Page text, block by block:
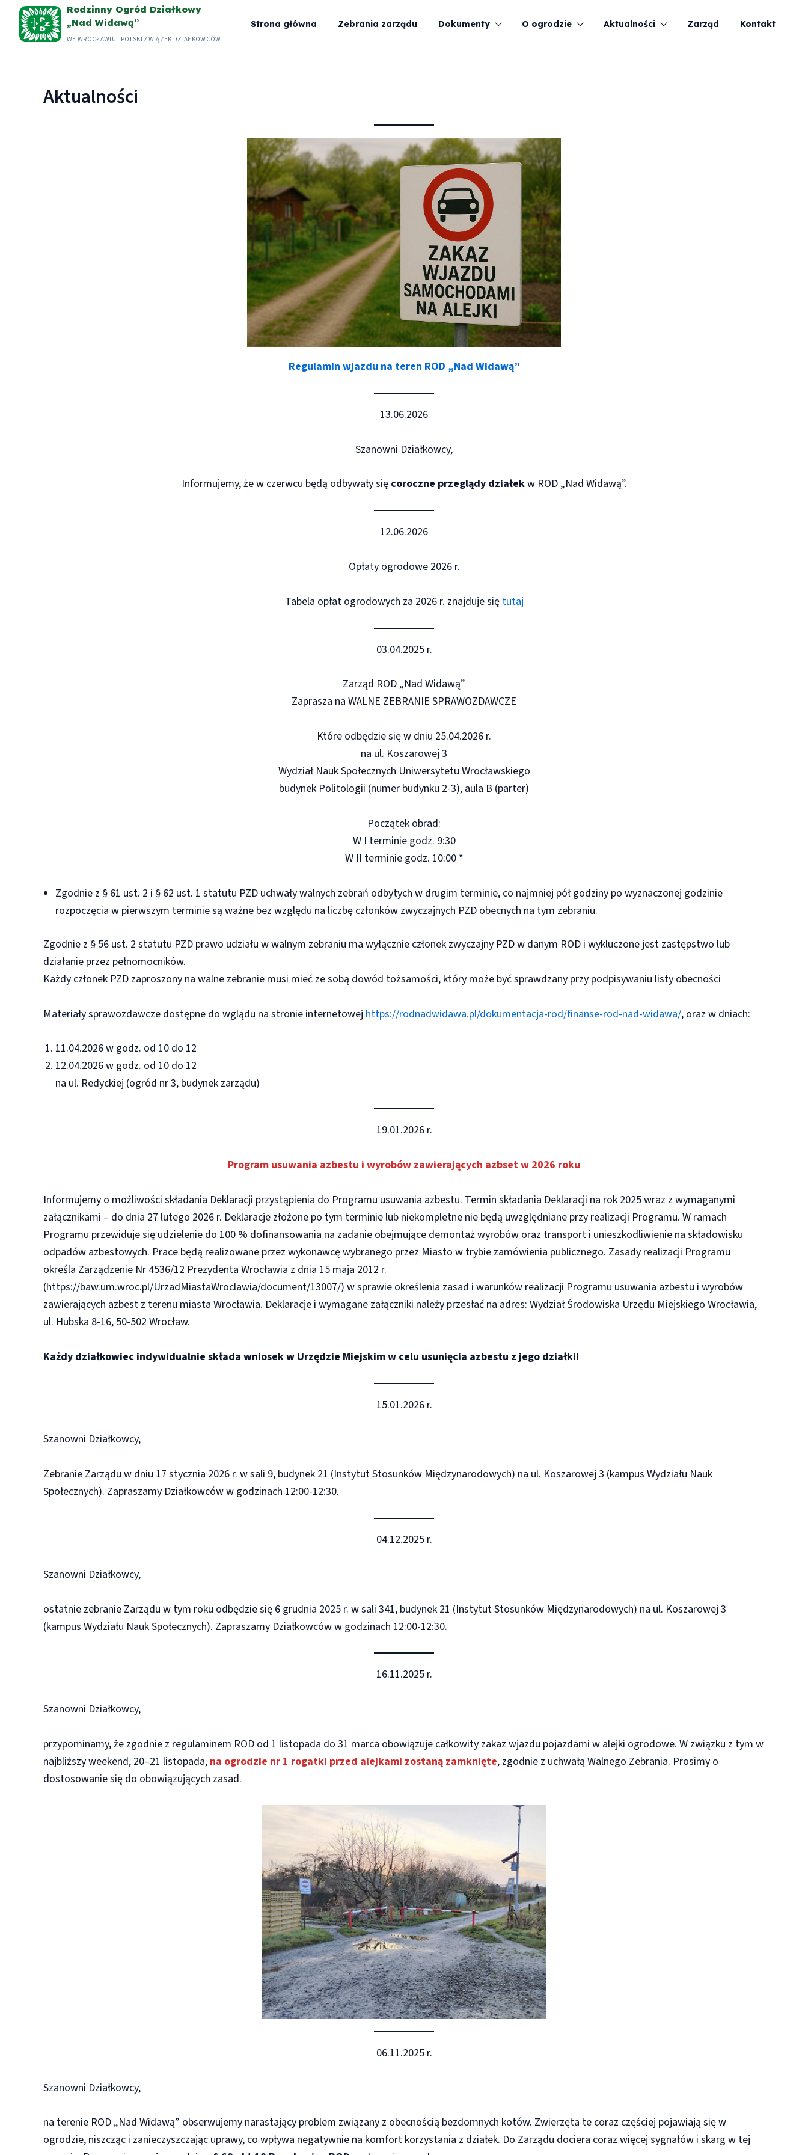
Przejdź
treści
Rodzinny Ogród Działkowy
„Nad Widawą”
WE WROCŁAWIU · POLSKI ZWIĄZEK DZIAŁKOWCÓW
Strona główna Zebrania zarządu Dokumenty O ogrodzie Aktualności Zarząd Kontakt
Aktualności
Regulamin wjazdu na teren ROD „Nad Widawą”
13.06.2026
Szanowni Działkowcy,
Informujemy, że w czerwcu będą odbywały się coroczne przeglądy działekw ROD „Nad Widawą”.
12.06.2026
Opłaty ogrodowe 2026 r.
Tabela opłat ogrodowych za 2026 r. znajduje się tutaj
03.04.2025 r.
Zarząd ROD „Nad Widawą”
Zaprasza na WALNE ZEBRANIE SPRAWOZDAWCZE
Które odbędzie się w dniu 25.04.2026 r.
na ul. Koszarowej 3
Wydział Nauk Społecznych Uniwersytetu Wrocławskiego
budynek Politologii (numer budynku 2-3), aula B (parter)
Początek obrad:
W I terminie godz. 9:30
W II terminie godz. 10:00 *
Zgodnie z § 61 ust. 2 i § 62 ust. 1 statutu PZD uchwały walnych zebrań odbytych w drugim terminie, co najmniej pół godziny po wyznaczonej godzinie
rozpoczęcia w pierwszym terminie są ważne bez względu na liczbę członków zwyczajnych PZD obecnych na tym zebraniu.
Zgodnie z § 56 ust. 2 statutu PZD prawo udziału w walnym zebraniu ma wyłącznie członek zwyczajny PZD w danym ROD i wykluczone jest zastępstwo lub
działanie przez pełnomocników.
Każdy członek PZD zaproszony na walne zebranie musi mieć ze sobą dowód tożsamości, który może być sprawdzany przy podpisywaniu listy obecności
Materiały sprawozdawcze dostępne do wglądu na stronie internetowej https://rodnadwidawa.pl/dokumentacja-rod/finanse-rod-nad-widawa/, oraz w dniach:
11.04.2026 w godz. od 10 do 12
12.04.2026 w godz. od 10 do 12
na ul. Redyckiej (ogród nr 3, budynek zarządu)
19.01.2026 r.
Program usuwania azbestu i wyrobów zawierających azbset w 2026 roku
Informujemy o możliwości składania Deklaracji przystąpienia do Programu usuwania azbestu. Termin składania Deklaracji na rok 2025 wraz z wymaganymi
załącznikami – do dnia 27 lutego 2026 r. Deklaracje złożone po tym terminie lub niekompletne nie będą uwzględniane przy realizacji Programu. W ramach
Programu przewiduje się udzielenie do 100 % dofinansowania na zadanie obejmujące demontaż wyrobów oraz transport i unieszkodliwienie na składowisku
odpadów azbestowych. Prace będą realizowane przez wykonawcę wybranego przez Miasto w trybie zamówienia publicznego. Zasady realizacji Programu
określa Zarządzenie Nr 4536/12 Prezydenta Wrocławia z dnia 15 maja 2012 r.
(https://baw.um.wroc.pl/UrzadMiastaWroclawia/document/13007/) w sprawie określenia zasad i warunków realizacji Programu usuwania azbestu i wyrobów
zawierających azbest z terenu miasta Wrocławia. Deklaracje i wymagane załączniki należy przesłać na adres: Wydział Środowiska Urzędu Miejskiego Wrocławia,
ul. Hubska 8-16, 50-502 Wrocław.
Każdy działkowiec indywidualnie składa wniosek w Urzędzie Miejskim w celu usunięcia azbestu z jego działki!
15.01.2026 r.
Szanowni Działkowcy,
Zebranie Zarządu w dniu 17 stycznia 2026 r. w sali 9, budynek 21 (Instytut Stosunków Międzynarodowych) na ul. Koszarowej 3 (kampus Wydziału Nauk
Społecznych). Zapraszamy Działkowców w godzinach 12:00-12:30.
04.12.2025 r.
Szanowni Działkowcy,
ostatnie zebranie Zarządu w tym roku odbędzie się 6 grudnia 2025 r. w sali 341, budynek 21 (Instytut Stosunków Międzynarodowych) na ul. Koszarowej 3
(kampus Wydziału Nauk Społecznych). Zapraszamy Działkowców w godzinach 12:00-12:30.
16.11.2025 r.
Szanowni Działkowcy,
przypominamy, że zgodnie z regulaminem ROD od 1 listopada do 31 marca obowiązuje całkowity zakaz wjazdu pojazdami w alejki ogrodowe. W związku z tym w
najbliższy weekend, 20–21 listopada, na ogrodzie nr 1 rogatki przed alejkami zostaną zamknięte, zgodnie z uchwałą Walnego Zebrania. Prosimy o
dostosowanie się do obowiązujących zasad.
06.11.2025 r.
Szanowni Działkowcy,
na terenie ROD „Nad Widawą” obserwujemy narastający problem związany z obecnością bezdomnych kotów. Zwierzęta te coraz częściej pojawiają się w
ogrodzie, niszcząc i zanieczyszczając uprawy, co wpływa negatywnie na komfort korzystania z działek. Do Zarządu dociera coraz więcej sygnałów i skarg w tej